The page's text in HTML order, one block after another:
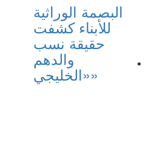
البصمة الوراثية
للأبناء كشفت
حقيقة نسب
والدهم
«الخليجي»